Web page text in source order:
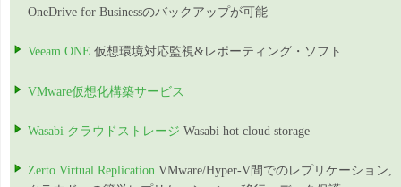
OneDrive for Businessのバックアップが可能
Veeam ONE 仮想環境対応監視&レポーティング・ソフト
VMware仮想化構築サービス
Wasabi クラウドストレージ Wasabi hot cloud storage
Zerto Virtual Replication VMware/Hyper-V間でのレプリケーション,